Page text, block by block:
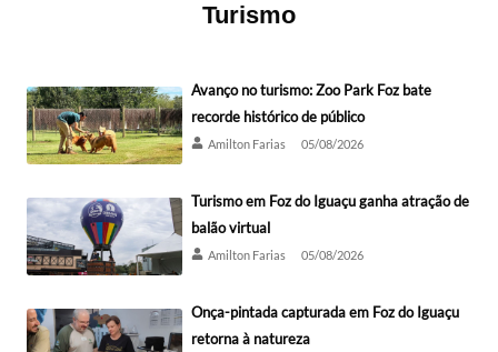
Turismo
Avanço no turismo: Zoo Park Foz bate
recorde histórico de público
Amilton Farias 05/08/2026
Turismo em Foz do Iguaçu ganha atração de
balão virtual
Amilton Farias 05/08/2026
Onça-pintada capturada em Foz do Iguaçu
retorna à natureza